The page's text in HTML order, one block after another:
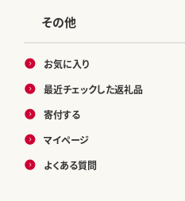
その他
お気に入り
最近チェックした返礼品
寄付する
マイページ
よくある質問